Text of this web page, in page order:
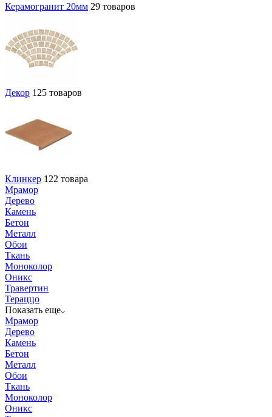
Керамогранит 20мм 29 товаров
Декор 125 товаров
Клинкер 122 товара
Мрамор
Дерево
Камень
Бетон
Металл
Обои
Ткань
Моноколор
Оникс
Травертин
Тераццо
Показать еще
Мрамор
Дерево
Камень
Бетон
Металл
Обои
Ткань
Моноколор
Оникс